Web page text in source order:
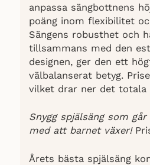
anpassa sängbottnens
poäng inom flexibilitet
Sängens robusthet och
tillsammans med den
designen, ger den ett
välbalanserat betyg.
vilket drar ner det totala
Snygg spjälsäng som
med att barnet växer!
Årets bästa spjälsäng